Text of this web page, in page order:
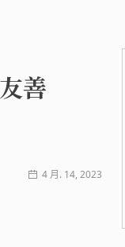
善
4 月. 14, 2023